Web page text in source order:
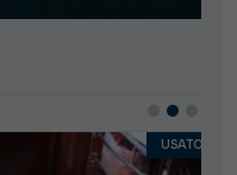
USATO